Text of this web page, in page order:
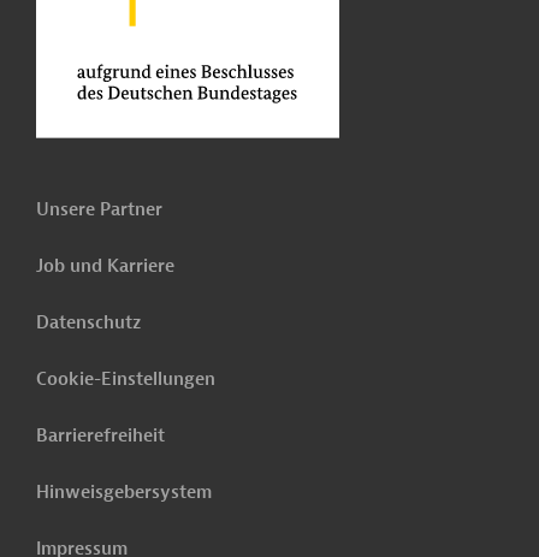
Unsere Partner
Job und Karriere
Datenschutz
Cookie-Einstellungen
Barrierefreiheit
Hinweisgebersystem
Impressum